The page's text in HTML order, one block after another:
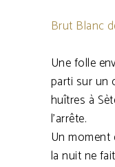
Brut Blanc
Une folle
parti sur un
huîtres à
l’arrête.
Un moment
la nuit ne